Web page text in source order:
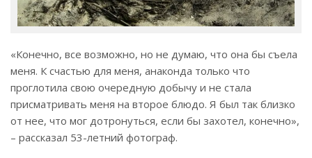
«Конечно, все возможно, но не думаю, что она бы съела
меня. К счастью для меня, анаконда только что
проглотила свою очередную добычу и не стала
присматривать меня на второе блюдо. Я был так близко
от нее, что мог дотронуться, если бы захотел, конечно»,
– рассказал 53-летний фотограф.